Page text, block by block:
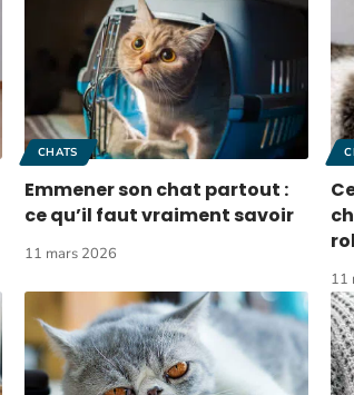
CHATS
Emmener son chat partout :
ce qu’il faut vraiment savoir
11 mars 2026
11